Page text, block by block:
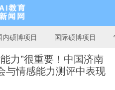
新闻网
内硕博项目 国际硕博项目
力”很重要！中国济南
与情感能力测评中表现